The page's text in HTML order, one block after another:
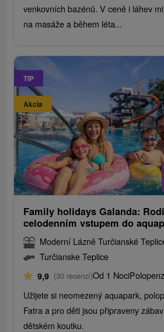
venkovních bazénů. V ceně i láhev
na masáže a během léta...
TIP
Akcia
Family holidays Galanda:
celodenním vstupem do
Moderní Lázně Turčianské
Turčianske Teplice
9,9 (30 recenzí)Od 1 Noci
Užijete si neomezený aquapark,
Fatra a pro děti jsou připraveny
dětském koutku.